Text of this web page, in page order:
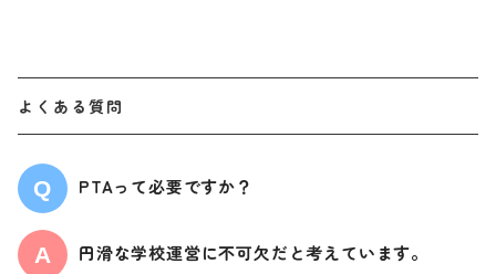
よくある質問
PTAって必要ですか？
円滑な学校運営に不可欠だと考えています。